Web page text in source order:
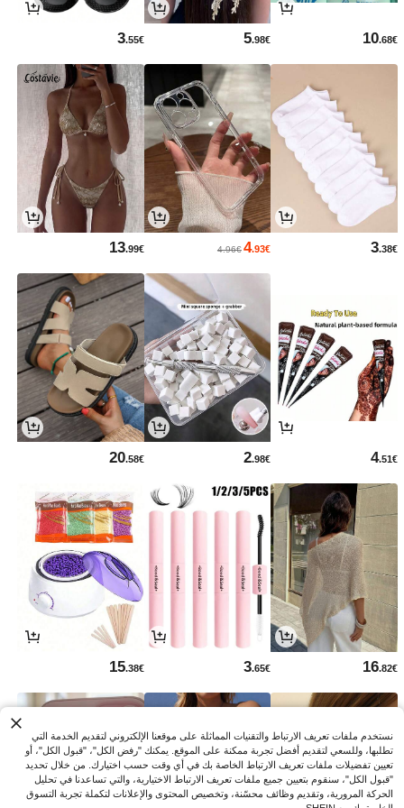
10.68€
5.98€
3.55€
3.38€
4.93€
4.96€
13.99€
4.51€
2.98€
20.58€
16.82€
3.65€
15.38€
نستخدم ملفات تعريف الارتباط والتقنيات المماثلة على موقعنا الإلكتروني لتقديم الخدمة التي
تطلبها، وللسعي لتقديم أفضل تجربة ممكنة على الموقع. يمكنك "رفض الكل"، "قبول الكل"، أو
تعيين تفضيلات ملفات تعريف الارتباط الخاصة بك في أي وقت حسب اختيارك. من خلال تحديد
"قبول الكل"، سنقوم بتعيين جميع ملفات تعريف الارتباط الاختيارية، والتي تساعدنا في تحليل
الحركة المرورية، وتقديم وظائف محسّنة، وتخصيص المحتوى والإعلانات لتكملة تجربة التسوق